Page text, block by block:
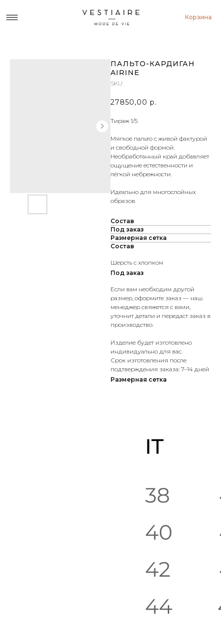
ПАЛЬТО-КАРДИГАН
AIRINE
SKU:
27850,00 р.
Тираж 1/5
Мягкое пальто с живой фактурой
и свободной формой.
Необработанный край добавляет
ощущение естественности и
лёгкой небрежности.
Идеально для многослойных
образов.
Состав
Под заказ
Размерная сетка
Состав
Шерсть с хлопком
Под заказ
Если вам необходим другой
размер, оформите заказ — наш
менеджер свяжется с вами,
уточнит детали и передаст заказ в
производство.
Изделие будет изготовлено
индивидуально для вас.
Срок изготовления после
подтверждения заказа: 7–14 дней
Размерная сетка